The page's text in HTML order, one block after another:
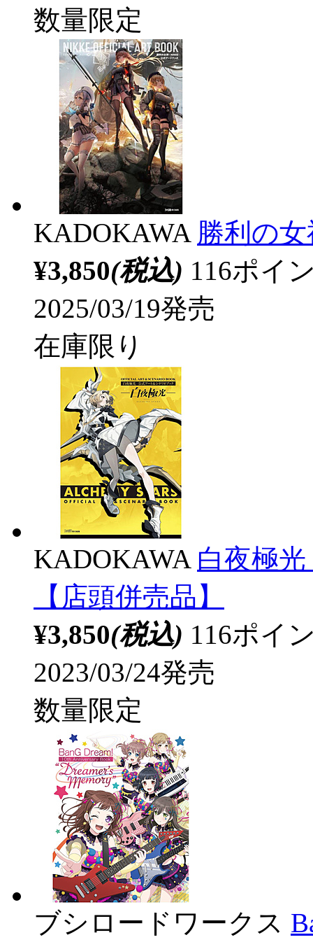
数量限定
KADOKAWA 勝利の
¥3,850(税込) 116ポイ
2025/03/19発売
在庫限り
KADOKAWA 白夜極
【店頭併売品】
¥3,850(税込) 116ポイ
2023/03/24発売
数量限定
ブシロードワークス